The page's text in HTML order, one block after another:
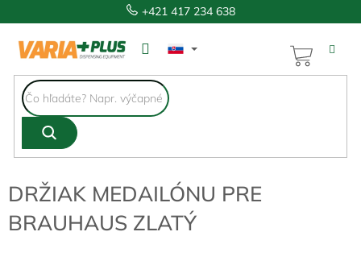
na
obsah
+421 417 234 638
KOŠÍK
DRŽIAK MEDAILÓNU PRE
BRAUHAUS ZLATÝ